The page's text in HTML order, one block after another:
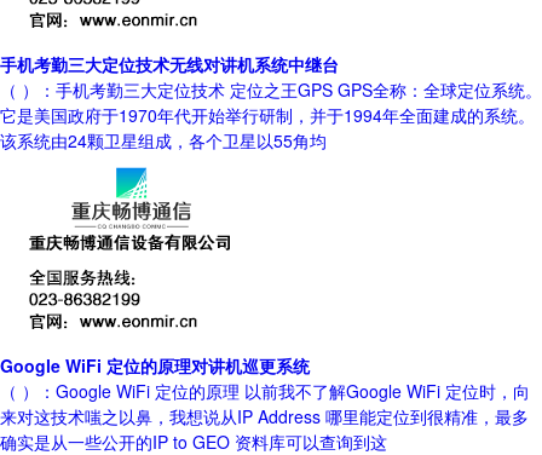
手机考勤三大定位技术无线对讲机系统中继台
（ ）：手机考勤三大定位技术 定位之王GPS GPS全称：全球定位系统。
它是美国政府于1970年代开始举行研制，并于1994年全面建成的系统。
该系统由24颗卫星组成，各个卫星以55角均
Google WiFi 定位的原理对讲机巡更系统
（ ）：Google WiFi 定位的原理 以前我不了解Google WiFi 定位时，向
来对这技术嗤之以鼻，我想说从IP Address 哪里能定位到很精准，最多
确实是从一些公开的IP to GEO 资料库可以查询到这